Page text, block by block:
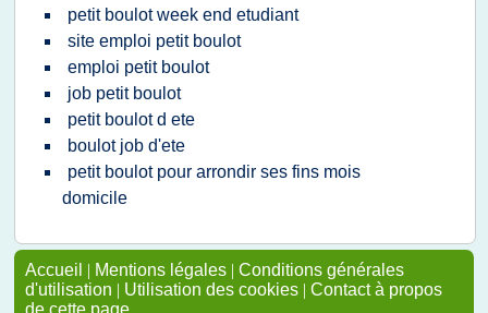
petit boulot week end etudiant
site emploi petit boulot
emploi petit boulot
job petit boulot
petit boulot d ete
boulot job d'ete
petit boulot pour arrondir ses fins mois
domicile
Accueil | Mentions légales | Conditions générales
d'utilisation | Utilisation des cookies | Contact à propos
de cette page